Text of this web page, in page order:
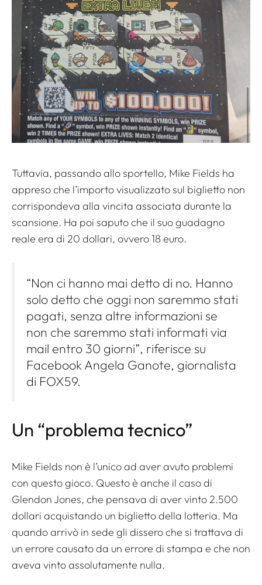
Tuttavia, passando allo sportello, Mike Fields ha
appreso che l’importo visualizzato sul biglietto non
corrispondeva alla vincita associata durante la
scansione. Ha poi saputo che il suo guadagno
reale era di 20 dollari, ovvero 18 euro.
“Non ci hanno mai detto di no. Hanno
solo detto che oggi non saremmo stati
pagati, senza altre informazioni se
non che saremmo stati informati via
mail entro 30 giorni”, riferisce su
Facebook Angela Ganote, giornalista
di FOX59.
Un “problema tecnico”
Mike Fields non è l’unico ad aver avuto problemi
con questo gioco. Questo è anche il caso di
Glendon Jones, che pensava di aver vinto 2.500
dollari acquistando un biglietto della lotteria. Ma
quando arrivò in sede gli dissero che si trattava di
un errore causato da un errore di stampa e che non
aveva vinto assolutamente nulla.